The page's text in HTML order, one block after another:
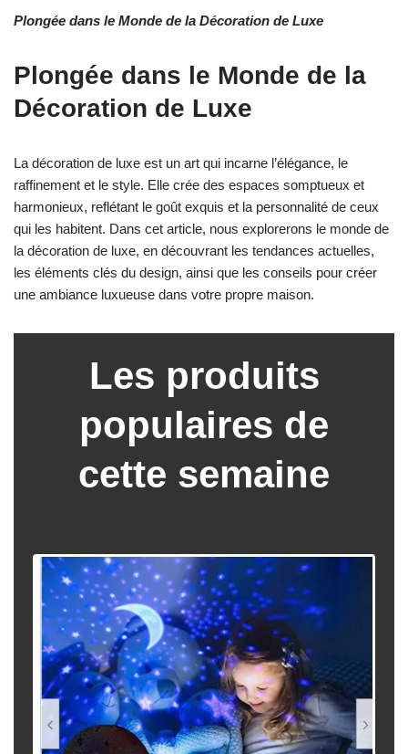
Plongée dans le Monde de la Décoration de Luxe
Plongée dans le Monde de la
Décoration de Luxe
La décoration de luxe est un art qui incarne l’élégance, le
raffinement et le style. Elle crée des espaces somptueux et
harmonieux, reflétant le goût exquis et la personnalité de ceux
qui les habitent. Dans cet article, nous explorerons le monde de
la décoration de luxe, en découvrant les tendances actuelles,
les éléments clés du design, ainsi que les conseils pour créer
une ambiance luxueuse dans votre propre maison.
Les produits
populaires de
cette semaine